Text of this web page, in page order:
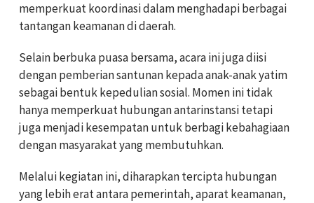
memperkuat koordinasi dalam menghadapi berbagai
tantangan keamanan di daerah.
Selain berbuka puasa bersama, acara ini juga diisi
dengan pemberian santunan kepada anak-anak yatim
sebagai bentuk kepedulian sosial. Momen ini tidak
hanya memperkuat hubungan antarinstansi tetapi
juga menjadi kesempatan untuk berbagi kebahagiaan
dengan masyarakat yang membutuhkan.
Melalui kegiatan ini, diharapkan tercipta hubungan
yang lebih erat antara pemerintah, aparat keamanan,